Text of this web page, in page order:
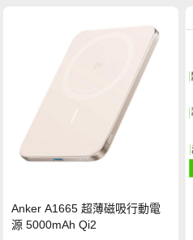
Anker A1665 超薄磁吸行動電
源 5000mAh Qi2